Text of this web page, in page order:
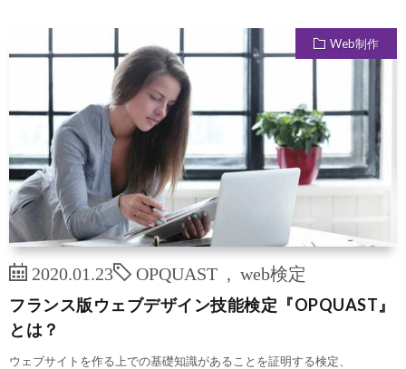
Web制作
2020.01.23 OPQUAST web検定
フランス版ウェブデザイン技能検定『OPQUAST』
とは？
ウェブサイトを作る上での基礎知識があることを証明する検定、